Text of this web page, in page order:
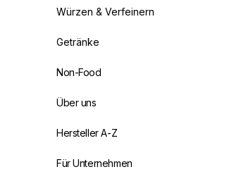
Würzen & Verfeinern
Getränke
Non-Food
Über uns
Hersteller A-Z
Für Unternehmen